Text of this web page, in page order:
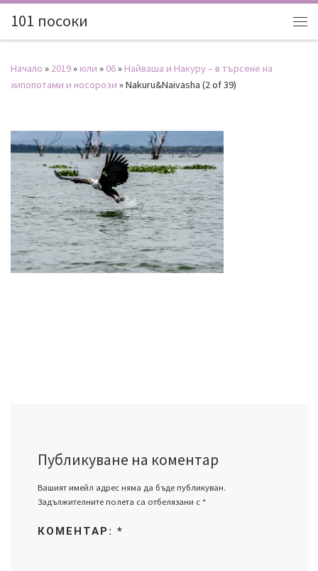
101 посоки
Начало » 2019» юли » 06» Найваша и Накуру – в търсене на
хипопотами и носорози »Nakuru&Naivasha (2 of 39)
Публикуване на коментар
Вашият имейл адрес няма да бъде публикуван.
Задължителните полета са отбелязани с *
КОМЕНТАР: *